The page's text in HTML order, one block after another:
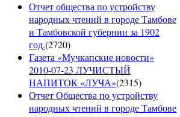
Отчет общества по устройству
народных чтений в городе Тамбове
и Тамбовской губернии за 1902
год.(2720)
Газета «Мучкапские новости»
2010-07-23 ЛУЧИСТЫЙ
НАПИТОК «ЛУЧА»(2315)
Отчет Общества по устройству
народных чтений в городе Тамбове